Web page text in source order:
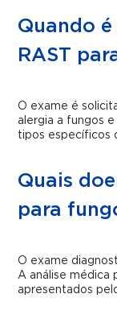
Quando
RAST
O exame é
alergia a fungos
tipos específicos
Quais
para
O exame
A análise médica
apresentados